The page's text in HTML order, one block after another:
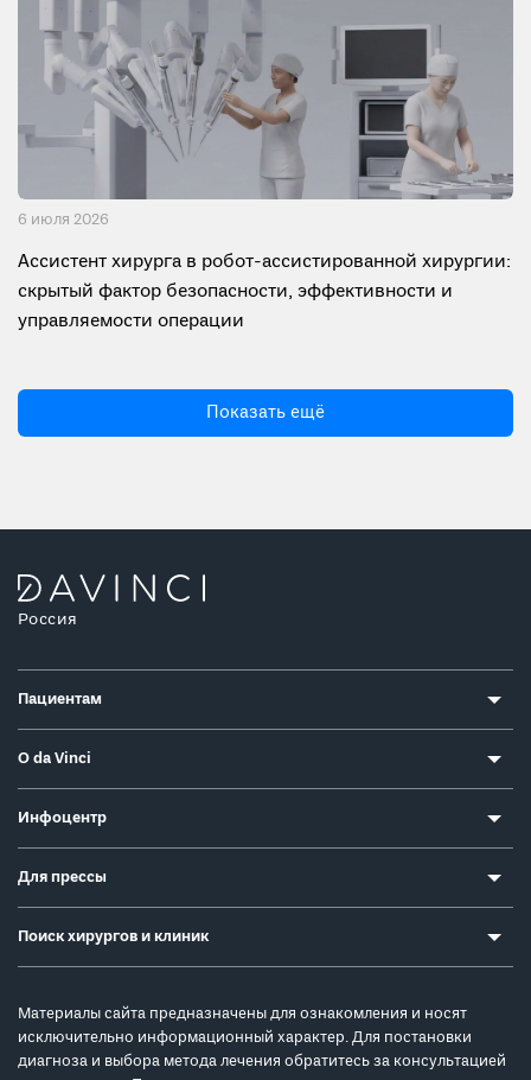
6 июля 2026
Ассистент хирурга в робот-ассистированной хирургии:
скрытый фактор безопасности, эффективности и
управляемости операции
Показать ещё
Россия
Пациентам
О da Vinci
Инфоцентр
Для прессы
Поиск хирургов и клиник
Материалы сайта предназначены для ознакомления и носят
исключительно информационный характер. Для постановки
диагноза и выбора метода лечения обратитесь за консультацией